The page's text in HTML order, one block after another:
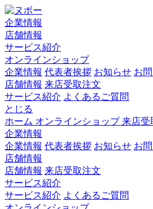
企業情報
店舗情報
サービス紹介
オンラインショップ
企業情報 代表者挨拶 お知らせ お
店舗情報 来店受取注文
サービス紹介 よくあるご質問
とじる
ホーム オンラインショップ来店受
企業情報
企業情報 代表者挨拶 お知らせ お
店舗情報
店舗情報 来店受取注文
サービス紹介
サービス紹介 よくあるご質問